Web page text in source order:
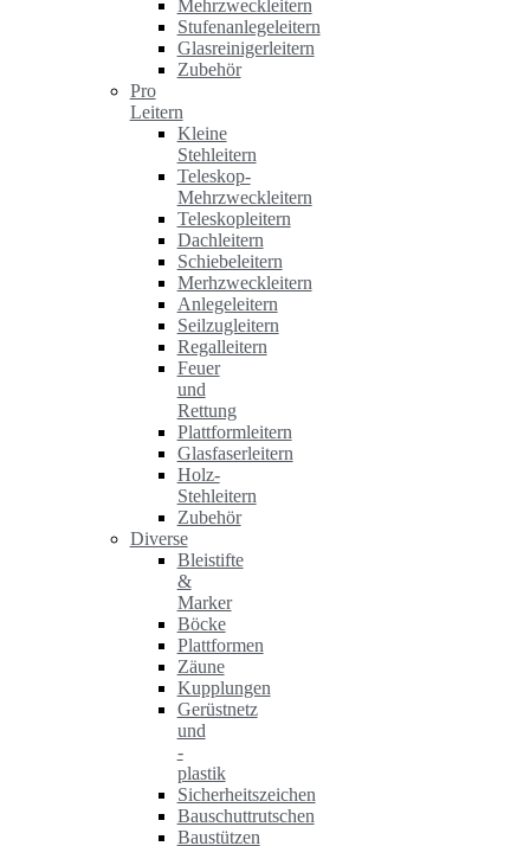
Mehrzweckleitern
Stufenanlegeleitern
Glasreinigerleitern
Zubehör
Pro
Leitern
Kleine
Stehleitern
Teleskop-
Mehrzweckleitern
Teleskopleitern
Dachleitern
Schiebeleitern
Merhzweckleitern
Anlegeleitern
Seilzugleitern
Regalleitern
Feuer
und
Rettung
Plattformleitern
Glasfaserleitern
Holz-
Stehleitern
Zubehör
Diverse
Bleistifte
&
Marker
Böcke
Plattformen
Zäune
Kupplungen
Gerüstnetz
und
-
plastik
Sicherheitszeichen
Bauschuttrutschen
Baustützen